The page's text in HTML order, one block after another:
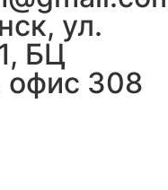
ул.
БЦ
офис 308